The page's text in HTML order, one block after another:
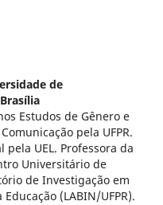
de
Estudos de Gênero e
pela UFPR.
pela UEL. Professora da
Universitário de
de Investigação em
(LABIN/UFPR).